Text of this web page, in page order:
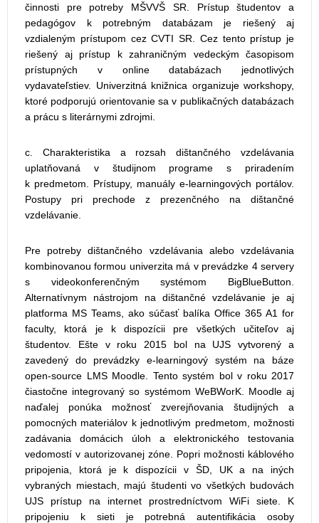
činnosti pre potreby MŠVVŠ SR. Prístup študentov a
pedagógov k potrebným databázam je riešený aj
vzdialeným prístupom cez CVTI SR. Cez tento prístup je
riešený aj prístup k zahraničným vedeckým časopisom
prístupných v online databázach jednotlivých
vydavateľstiev. Univerzitná knižnica organizuje workshopy,
ktoré podporujú orientovanie sa v publikačných databázach
a prácu s literárnymi zdrojmi.
c. Charakteristika a rozsah dištančného vzdelávania
uplatňovaná v študijnom programe s priradením
k predmetom. Prístupy, manuály e-learningových portálov.
Postupy pri prechode z prezenčného na dištančné
vzdelávanie.
Pre potreby dištančného vzdelávania alebo vzdelávania
kombinovanou formou univerzita má v prevádzke 4 servery
s videokonferenčným systémom BigBlueButton.
Alternatívnym nástrojom na dištančné vzdelávanie je aj
platforma MS Teams, ako súčasť balíka Office 365 A1 for
faculty, ktorá je k dispozícii pre všetkých učiteľov aj
študentov. Ešte v roku 2015 bol na UJS vytvorený a
zavedený do prevádzky e-learningový systém na báze
open-source LMS Moodle. Tento systém bol v roku 2017
čiastočne integrovaný so systémom WeBWorK. Moodle aj
naďalej ponúka možnosť zverejňovania študijných a
pomocných materiálov k jednotlivým predmetom, možnosti
zadávania domácich úloh a elektronického testovania
vedomostí v autorizovanej zóne. Popri možnosti káblového
pripojenia, ktorá je k dispozícii v ŠD, UK a na iných
vybraných miestach, majú študenti vo všetkých budovách
UJS prístup na internet prostredníctvom WiFi siete. K
pripojeniu k sieti je potrebná autentifikácia osoby